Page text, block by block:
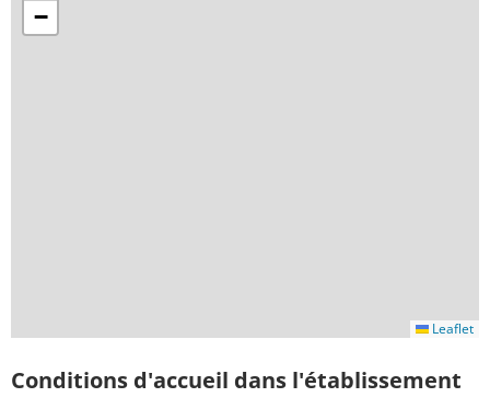
−
Leaflet
Conditions d'accueil dans l'établissement